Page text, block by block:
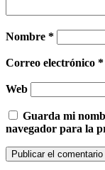
Nombre *
Correo electrónico *
Web
Guarda mi
navegador para la